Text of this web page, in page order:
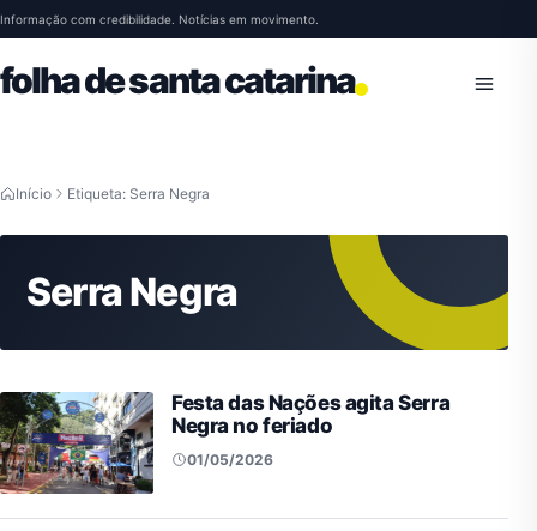
Pular para o conteúdo
Informação com credibilidade. Notícias em movimento.
folha de santa catarina Abrir
Início Etiqueta: Serra Negra
Serra Negra
Festa das Nações agita Serra
Negra no feriado
01/05/2026